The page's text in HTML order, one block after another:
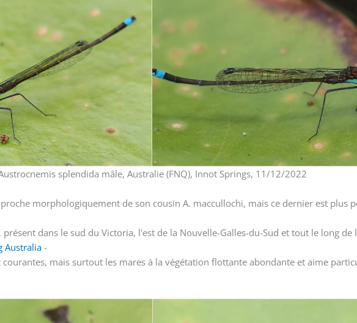
splendida mâle, Australie (FNQ), Innot Springs, 11/12/2022
morphologiquement de son cousin A. maccullochi, mais ce dernier est plus
dans le sud du Victoria, l'est de la Nouvelle-Galles-du-Sud et tout le long de
Australia -
mais surtout les mares à la végétation flottante abondante et aime